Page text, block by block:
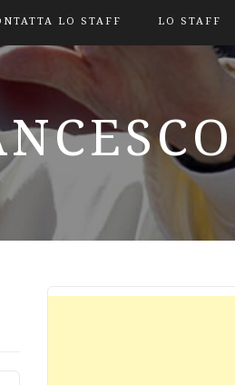
LO STAFF LO STAFF